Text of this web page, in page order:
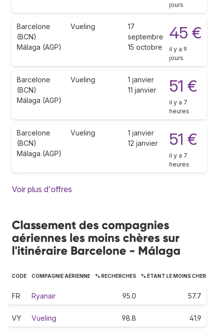
jours
Barcelone
(BCN)
Málaga (AGP)
Vueling
17
septembre
15 octobre
45 €
il y a 9
jours
Barcelone
(BCN)
Málaga (AGP)
Vueling
1 janvier
11 janvier
51 €
il y a 7
heures
Barcelone
(BCN)
Málaga (AGP)
Vueling
1 janvier
12 janvier
51 €
il y a 7
heures
Voir plus d'offres
Classement des compagnies
aériennes les moins chères sur
l'itinéraire Barcelone - Málaga
CODE COMPAGNIE AÉRIENNE % RECHERCHES % ÉTANT LE MOINS CHER
FR Ryanair 95.0 57.7
VY Vueling 98.8 41.9